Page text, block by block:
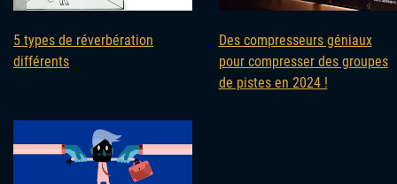
5 types de réverbération
différents
Des compresseurs géniaux
pour compresser des groupes
de pistes en 2024 !